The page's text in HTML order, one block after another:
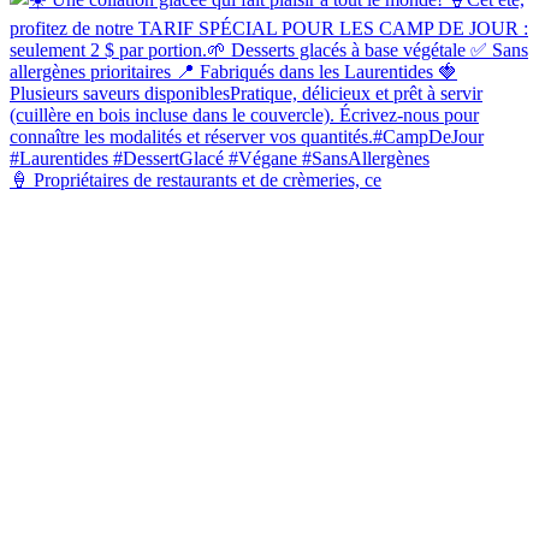
🍦 Propriétaires de restaurants et de crèmeries, ce